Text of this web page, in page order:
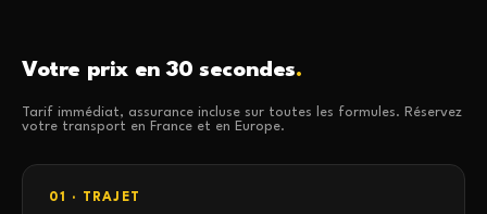
Votre prix en 30 secondes.
Tarif immédiat, assurance incluse sur toutes les formules. Réservez
votre transport en France et en Europe.
01 · TRAJET